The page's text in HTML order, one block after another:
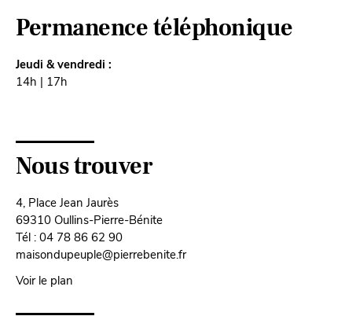
Permanence téléphonique
Jeudi & vendredi :
14h | 17h
Nous trouver
4, Place Jean Jaurès
69310 Oullins-Pierre-Bénite
Tél : 04 78 86 62 90
maisondupeuple@pierrebenite.fr
Voir le plan